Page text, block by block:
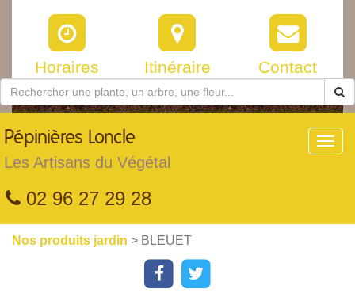
Horaires Itinéraire Contact
Pépinières Loncle
Les Artisans du Végétal
02 96 27 29 28
Nos produits jardin > BLEUET